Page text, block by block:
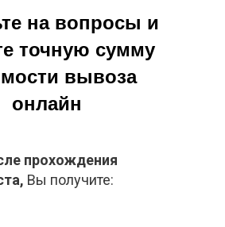
прохождения
Вы получите:
на вопросы и
точную сумму
вывоза
онлайн